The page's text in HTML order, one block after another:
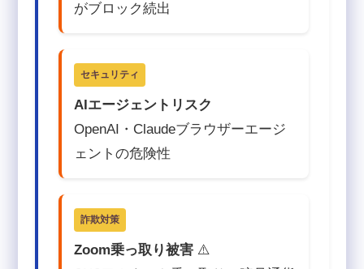
がブロック続出
セキュリティ
AIエージェントリスク
OpenAI・Claudeブラウザーエージ
ェントの危険性
詐欺対策
Zoom乗っ取り被害 ⚠️